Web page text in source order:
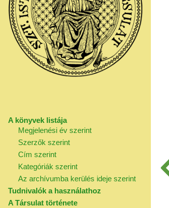
A könyvek listája
Megjelenési év szerint
Szerzők szerint
Cím szerint
Kategóriák szerint
Az archívumba kerülés ideje szerint
Tudnivalók a használathoz
A Társulat története